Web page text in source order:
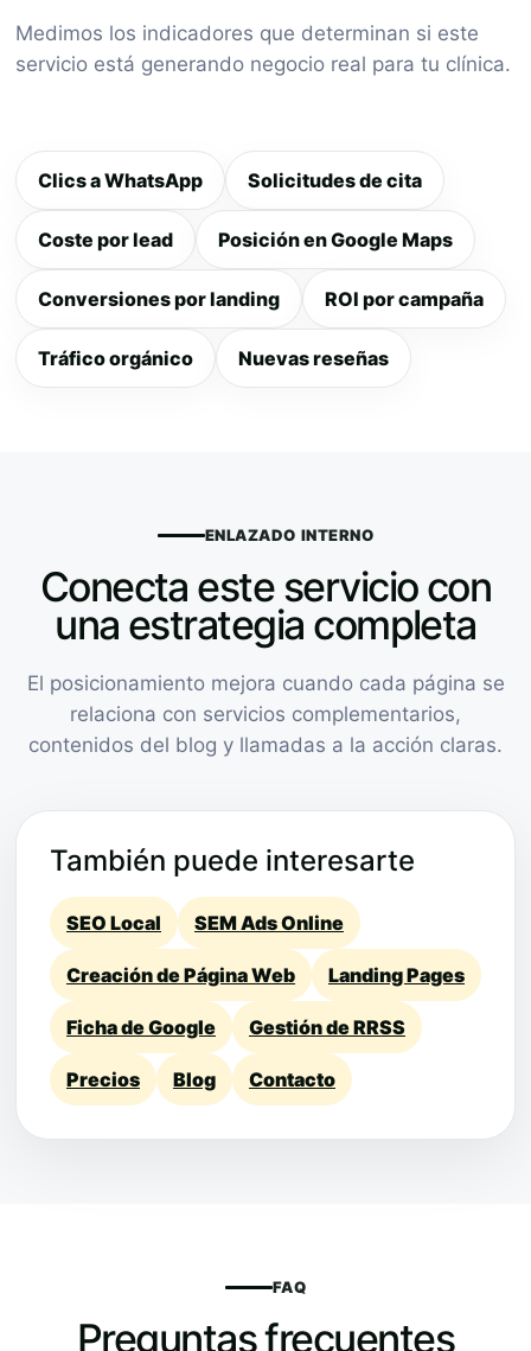
Medimos los indicadores que determinan si este
servicio está generando negocio real para tu clínica.
Clics a WhatsApp Solicitudes de cita
Coste por lead Posición en Google Maps
Conversiones por landing ROI por campaña
Tráfico orgánico Nuevas reseñas
ENLAZADO INTERNO
Conecta este servicio con
una estrategia completa
El posicionamiento mejora cuando cada página se
relaciona con servicios complementarios,
contenidos del blog y llamadas a la acción claras.
También puede interesarte
SEO Local SEM Ads Online
Creación de Página Web Landing Pages
Ficha de Google Gestión de RRSS
Precios Blog Contacto
FAQ
Preguntas frecuentes